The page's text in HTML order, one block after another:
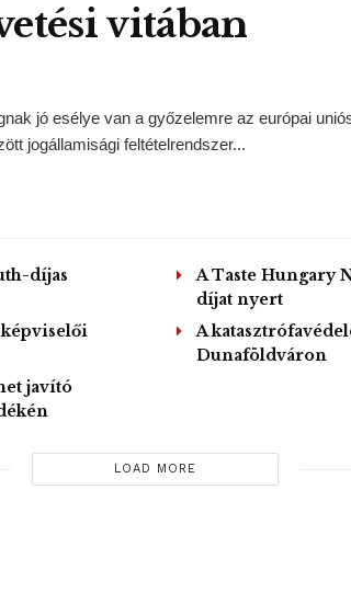
vitában
jó esélye van a győzelemre az európai
jogállamisági feltételrendszer...
díjas
javító
A Taste Hungary
díjat nyert
A
Dunaföldváron
LOAD MORE